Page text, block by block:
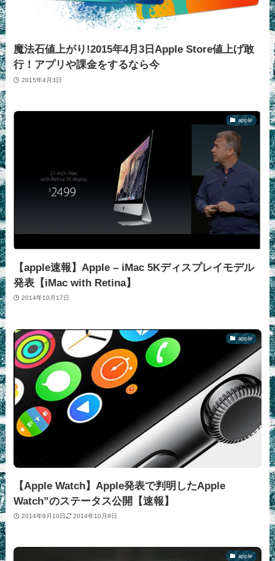
魔法石値上がり!2015年4月3日Apple Store値上げ敢
行！アプリや課金をするなら今
2015年4月3日
apple
【apple速報】Apple – iMac 5Kディスプレイモデル
発表【iMac with Retina】
2014年10月17日
apple
【Apple Watch】Apple発表で判明したApple
Watch”のステータス公開【速報】
2014年9月10日 2014年10月8日
apple